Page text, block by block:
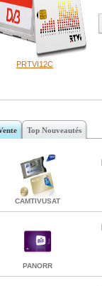
PRTVI12C
Top Nouveautés
CAMTIVUSAT
PANORR